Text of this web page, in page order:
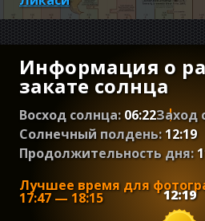
Информация о
закате солнца
Восход солнца: 06:22Заход
Солнечный полдень: 12:19
Продолжительность дня:
Лучшее время для
17:47 — 18:15 12:19